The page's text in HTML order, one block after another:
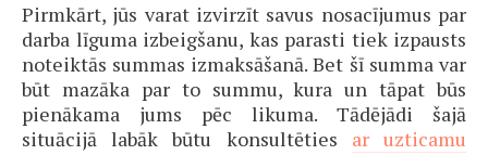
Pirmkārt, jūs varat izvirzīt savus nosacījumus par
darba līguma izbeigšanu, kas parasti tiek izpausts
noteiktās summas izmaksāšanā. Bet šī summa var
būt mazāka par to summu, kura un tāpat būs
pienākama jums pēc likuma. Tādējādi šajā
situācijā labāk būtu konsultēties ar uzticamu